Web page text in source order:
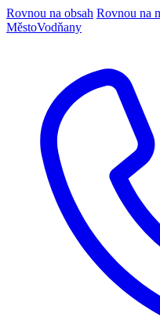
Rovnou na obsah Rovnou na
MěstoVodňany